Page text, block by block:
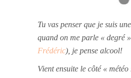
Tu vas penser que je suis
quand on me parle « degré
Frédéric), je pense alcool!
Vient ensuite le côté «